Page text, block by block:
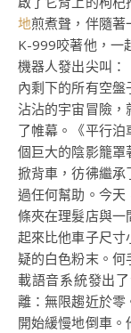
地煎煮聲，伴隨著
K-999咬著他，一
機器人發出尖叫：
內剩下的所有空
沾沾的宇宙冒險
了帷幕。《平行
個巨大的陰影籠罩
掀背車，彷彿繼承
過任何幫助。今天
條夾在理髮店與一
起來比他車子尺寸
疑的白色粉末。何
載語音系統發出
離：無限趨近於零
開始緩慢地倒車